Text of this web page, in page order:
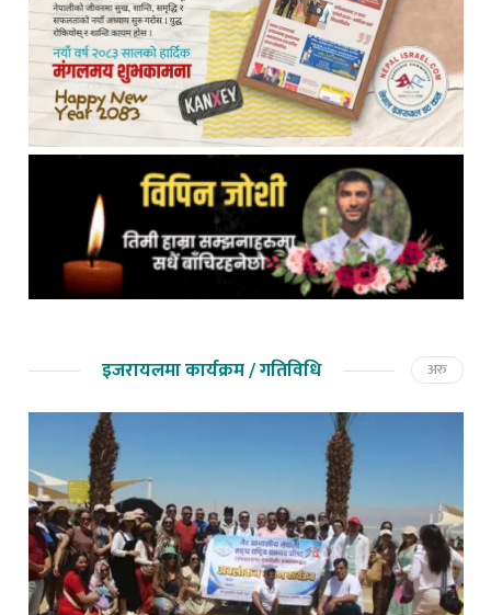
इजरायलमा कार्यक्रम / गतिविधि अरु